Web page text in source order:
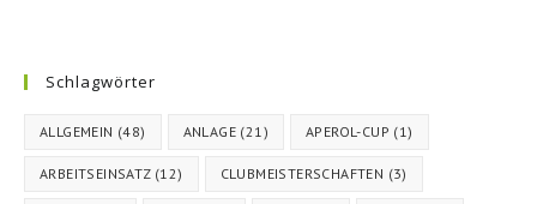
Schlagwörter
ALLGEMEIN (48) ANLAGE (21) APEROL-CUP (1)
ARBEITSEINSATZ(12) CLUBMEISTERSCHAFTEN (3)